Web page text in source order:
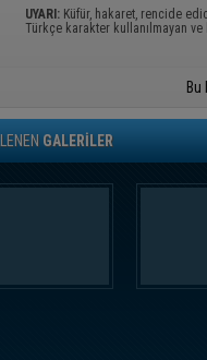
UYARI: Küfür, hakaret, rencide
Türkçe karakter kullanılmayan ve
GALERİLER